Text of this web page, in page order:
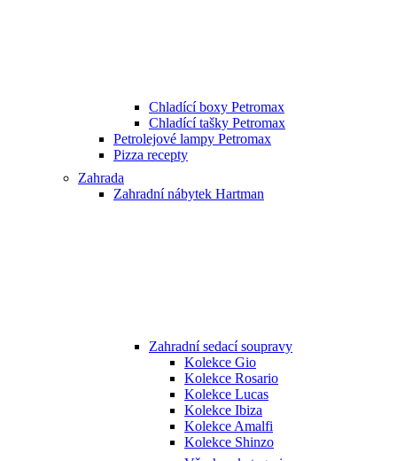
Chladící boxy Petromax
Chladící tašky Petromax
Petrolejové lampy Petromax
Pizza recepty
Zahrada
Zahradní nábytek Hartman
Zahradní sedací soupravy
Kolekce Gio
Kolekce Rosario
Kolekce Lucas
Kolekce Ibiza
Kolekce Amalfi
Kolekce Shinzo